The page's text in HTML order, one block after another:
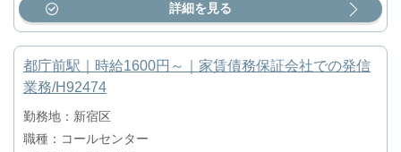
詳細を見る
都庁前駅｜時給1600円～｜家賃債務保証会社での発信
業務/H92474
勤務地：新宿区
職種：コールセンター